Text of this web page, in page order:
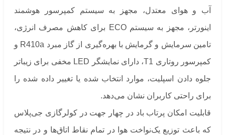
آب و هوای معتدل، مجهز به سیستم کمپرسور هوشمند
اینورتر، مجهز به سیستم ECO برای کاهش مصرف انرژی،
تامین سرمایش و گرمایش با بهره‌گیری از گاز مبرد R410a و
کمپرسور روتاری T1، دارای نمایشگر LED مخفی برای زیباتر
جلوه دادن اسپلیت، موارد انتخاب شده یا تغییر داده شده را
برای راحتی کاربران نشان می‌دهد.
قابلیت امکان پرتاب باد در چهار جهت در کولرگازی جی‌پلاس
که باعث توزیع یک‌نواخت هوا در تمام نقاط اتاق‌ها و در نتیجه